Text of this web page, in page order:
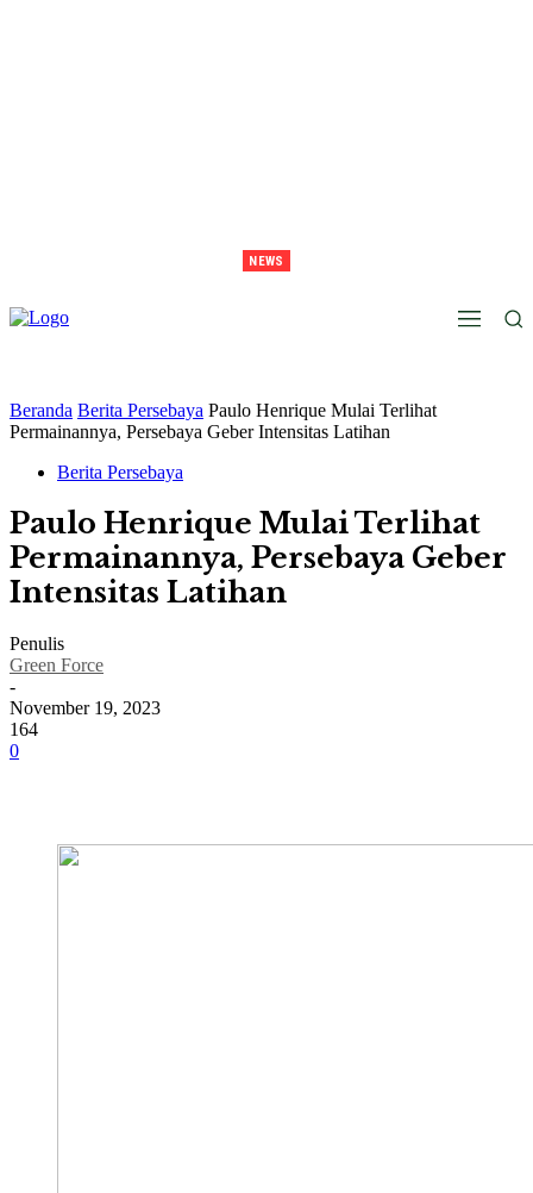
NEWS
Beranda Berita Persebaya Paulo Henrique Mulai Terlihat
Permainannya, Persebaya Geber Intensitas Latihan
Berita Persebaya
Paulo Henrique Mulai Terlihat
Permainannya, Persebaya Geber
Intensitas Latihan
Penulis
Green Force
-
November 19, 2023
164
0